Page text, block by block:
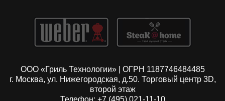
ООО «Гриль Технологии» | ОГРН 1187746484485
г. Москва, ул. Нижегородская, д.50. Торговый центр 3D,
второй этаж
Телефон: +7 (495) 021-11-10